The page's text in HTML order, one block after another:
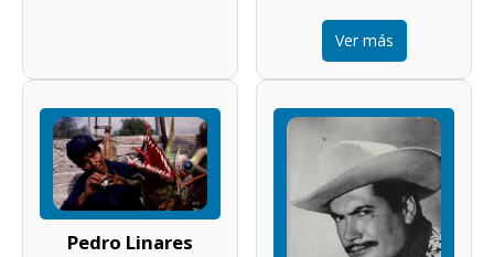
Ver más
Pedro Linares